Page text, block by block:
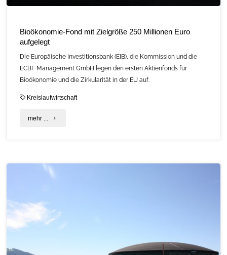
Bioökonomie-Fond mit Zielgröße 250 Millionen Euro
aufgelegt
Die Europäische Investitionsbank (EIB), die Kommission und die
ECBF Management GmbH legen den ersten Aktienfonds für
Bioökonomie und die Zirkularität in der EU auf.
Kreislaufwirtschaft
mehr ... "Bioökonomie-
Zielgröße
Euro